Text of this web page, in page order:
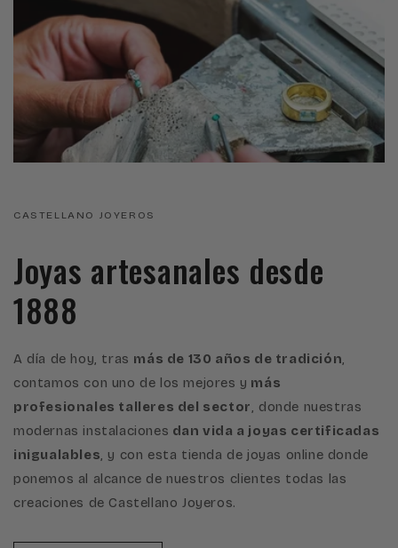
CASTELLANO JOYEROS
Joyas artesanales desde
1888
A día de hoy, tras más de 130 años de tradición,
contamos con uno de los mejores y más
profesionales talleres del sector, donde nuestras
modernas instalaciones dan vida a joyas certificadas
inigualables, y con esta tienda de joyas online donde
ponemos al alcance de nuestros clientes todas las
creaciones de Castellano Joyeros.